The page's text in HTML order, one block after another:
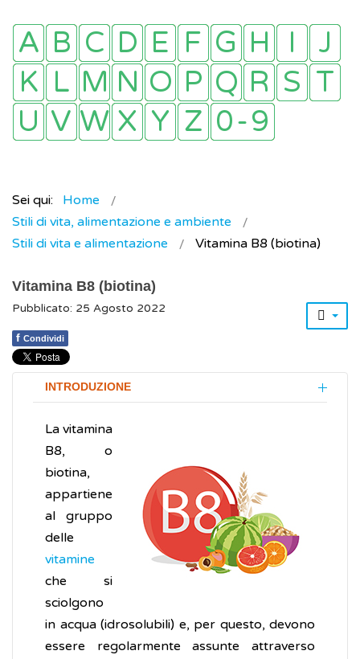
Sei qui:
Home
Stili di vita, alimentazione e ambiente
Stili di vita e alimentazione
Vitamina B8 (biotina)
Vitamina B8 (biotina)
Pubblicato: 25 Agosto 2022
f Condividi
INTRODUZIONE
La vitamina
B8, o
biotina,
appartiene
al gruppo
delle
vitamine
che si
sciolgono
in acqua (idrosolubili) e, per questo, devono
essere regolarmente assunte attraverso